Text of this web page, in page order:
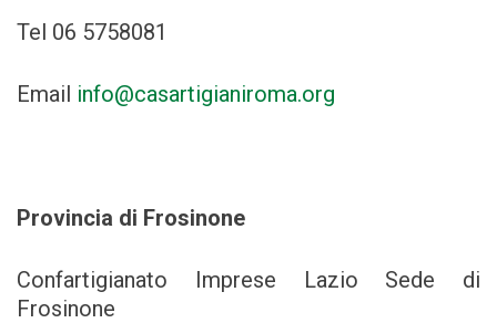
Tel 06 5758081
Email info@casartigianiroma.org
Provincia di Frosinone
Confartigianato Imprese Lazio Sede di
Frosinone